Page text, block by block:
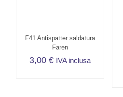
F41 Antispatter saldatura
Faren
3,00€ IVA inclusa